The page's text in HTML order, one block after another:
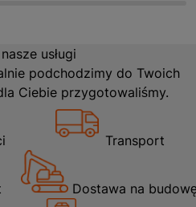
usługi
podchodzimy do Twoich
Ciebie przygotowaliśmy.
Transport
Dostawa na